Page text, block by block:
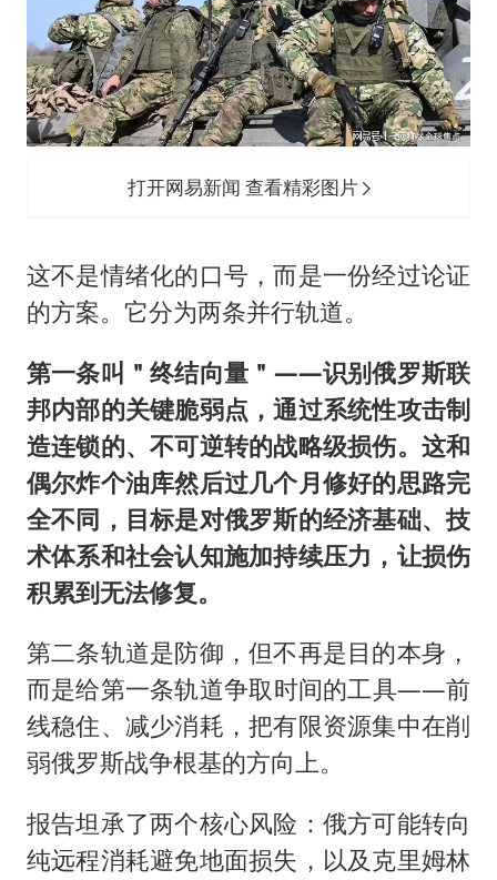
打开网易新闻 查看精彩图片
这不是情绪化的口号，而是一份经过论证
的方案。它分为两条并行轨道。
第一条叫＂终结向量＂——识别俄罗斯联
邦内部的关键脆弱点，通过系统性攻击制
造连锁的、不可逆转的战略级损伤。这和
偶尔炸个油库然后过几个月修好的思路完
全不同，目标是对俄罗斯的经济基础、技
术体系和社会认知施加持续压力，让损伤
积累到无法修复。
第二条轨道是防御，但不再是目的本身，
而是给第一条轨道争取时间的工具——前
线稳住、减少消耗，把有限资源集中在削
弱俄罗斯战争根基的方向上。
报告坦承了两个核心风险：俄方可能转向
纯远程消耗避免地面损失，以及克里姆林